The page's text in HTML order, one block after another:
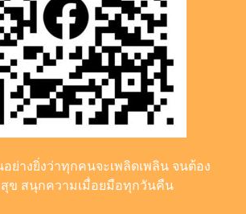
ย่างยิ่งว่าทุกคนจะเพลิดเพลิน จนต้อง
ข สนุกความเมื่อยมือทุกวันคืน